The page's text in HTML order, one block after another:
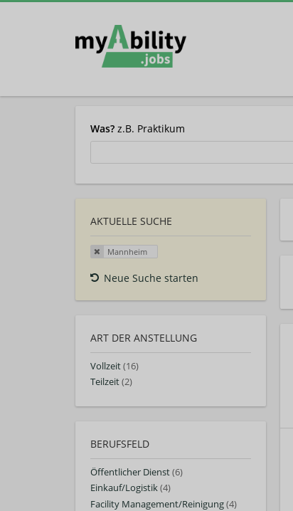
Was? z.B. Praktikum
AKTUELLE SUCHE
Mannheim
Neue Suche starten
ART DER ANSTELLUNG
Vollzeit(16)
Teilzeit(2)
BERUFSFELD
Öffentlicher Dienst(6)
Einkauf/Logistik(4)
Facility Management/Reinigung(4)